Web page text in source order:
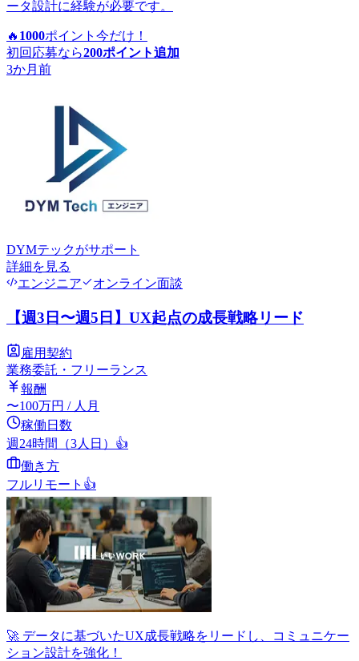
ータ設計に経験が必要です。
🔥 1000ポイント 今だけ！
初回応募なら200ポイント追加
3か月前
DYMテックがサポート
詳細を見る
エンジニア
オンライン面談
【週3日〜週5日】UX起点の成長戦略リード
雇用契約
業務委託・フリーランス
報酬
〜100万円 / 人月
稼働日数
週24時間（3人日） 👍
働き方
フルリモート 👍
🚀 データに基づいたUX成長戦略をリードし、コミュニケー
ション設計を強化！